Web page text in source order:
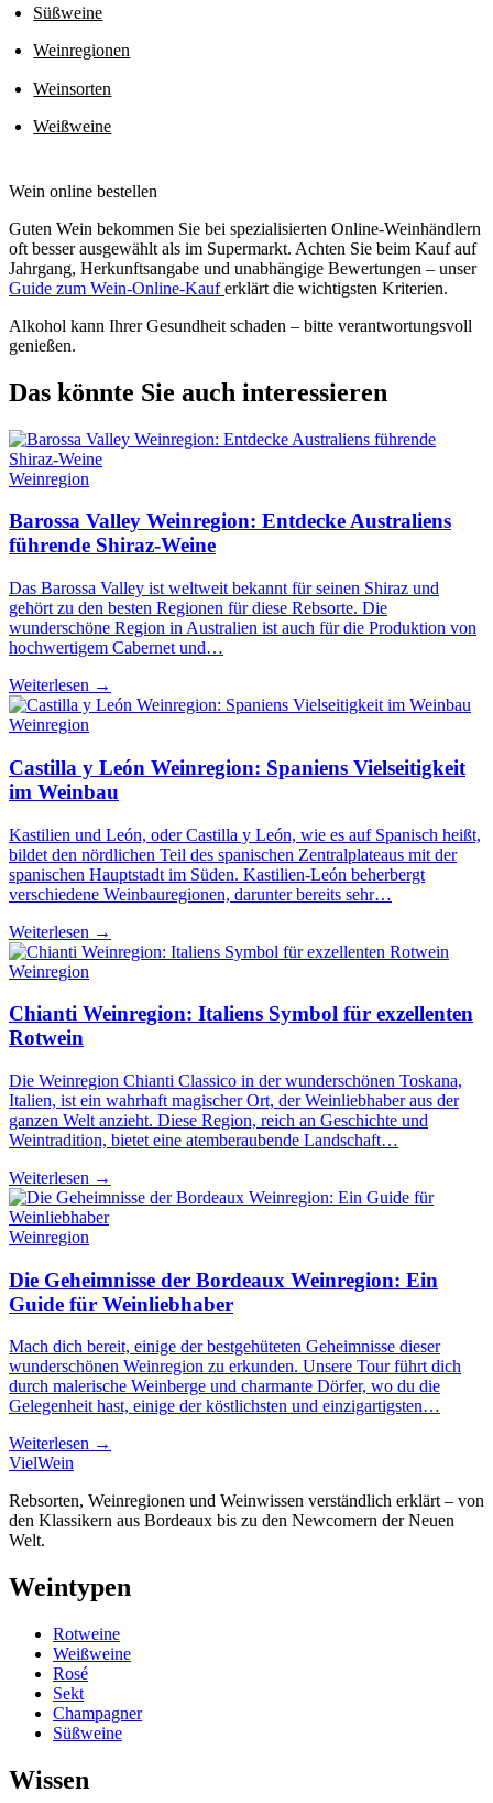
Süßweine
Weinregionen
Weinsorten
Weißweine
Wein online bestellen
Guten Wein bekommen Sie bei spezialisierten Online-Weinhändlern
oft besser ausgewählt als im Supermarkt. Achten Sie beim Kauf auf
Jahrgang, Herkunftsangabe und unabhängige Bewertungen – unser
Guide zum Wein-Online-Kauferklärt die wichtigsten Kriterien.
Alkohol kann Ihrer Gesundheit schaden – bitte verantwortungsvoll
genießen.
Das könnte Sie auch interessieren
Weinregion
Barossa Valley Weinregion: Entdecke Australiens
führende Shiraz-Weine
Das Barossa Valley ist weltweit bekannt für seinen Shiraz und
gehört zu den besten Regionen für diese Rebsorte. Die
wunderschöne Region in Australien ist auch für die Produktion von
hochwertigem Cabernet und…
Weiterlesen →
Weinregion
Castilla y León Weinregion: Spaniens Vielseitigkeit
im Weinbau
Kastilien und León, oder Castilla y León, wie es auf Spanisch heißt,
bildet den nördlichen Teil des spanischen Zentralplateaus mit der
spanischen Hauptstadt im Süden. Kastilien-León beherbergt
verschiedene Weinbauregionen, darunter bereits sehr…
Weiterlesen →
Weinregion
Chianti Weinregion: Italiens Symbol für exzellenten
Rotwein
Die Weinregion Chianti Classico in der wunderschönen Toskana,
Italien, ist ein wahrhaft magischer Ort, der Weinliebhaber aus der
ganzen Welt anzieht. Diese Region, reich an Geschichte und
Weintradition, bietet eine atemberaubende Landschaft…
Weiterlesen →
Weinregion
Die Geheimnisse der Bordeaux Weinregion: Ein
Guide für Weinliebhaber
Mach dich bereit, einige der bestgehüteten Geheimnisse dieser
wunderschönen Weinregion zu erkunden. Unsere Tour führt dich
durch malerische Weinberge und charmante Dörfer, wo du die
Gelegenheit hast, einige der köstlichsten und einzigartigsten…
Weiterlesen →
VielWein
Rebsorten, Weinregionen und Weinwissen verständlich erklärt – von
den Klassikern aus Bordeaux bis zu den Newcomern der Neuen
Welt.
Weintypen
Rotweine
Weißweine
Rosé
Sekt
Champagner
Süßweine
Wissen